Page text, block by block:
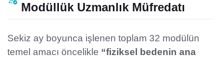
Modüllük Uzmanlık Müfredatı
Sekiz ay boyunca işlenen toplam 32 modülün
temel amacı öncelikle “fiziksel bedenin ana